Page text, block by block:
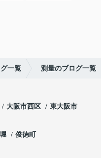
一覧 測量のブログ一覧
大阪市西区 東大阪市
俊徳町